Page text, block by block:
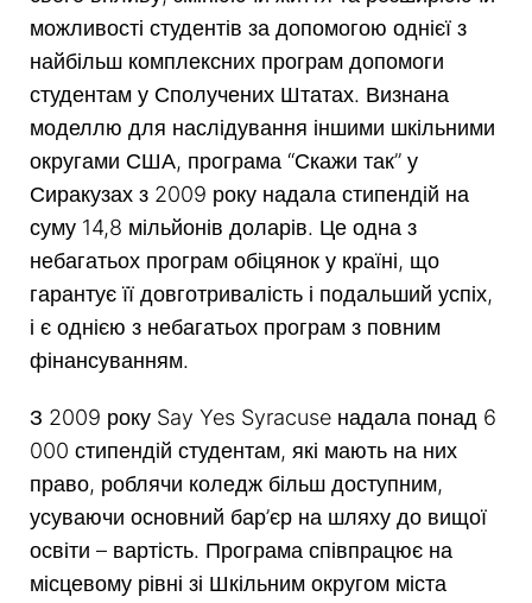
можливості студентів за допомогою однієї з
найбільш комплексних програм допомоги
студентам у Сполучених Штатах. Визнана
моделлю для наслідування іншими шкільними
округами США, програма “Скажи так” у
Сиракузах з 2009 року надала стипендій на
суму 14,8 мільйонів доларів. Це одна з
небагатьох програм обіцянок у країні, що
гарантує її довготривалість і подальший успіх,
і є однією з небагатьох програм з повним
фінансуванням.
З 2009 року Say Yes Syracuse надала понад 6
000 стипендій студентам, які мають на них
право, роблячи коледж більш доступним,
усуваючи основний бар’єр на шляху до вищої
освіти – вартість. Програма співпрацює на
місцевому рівні зі Шкільним округом міста